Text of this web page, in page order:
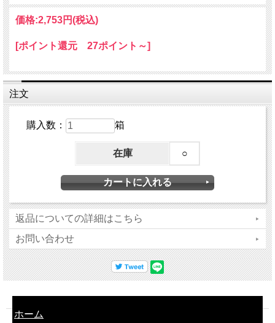
価格:2,753円(税込)
[ポイント還元 27ポイント～]
注文
購入数： 箱
在庫 ○
返品についての詳細はこちら
お問い合わせ
ホーム